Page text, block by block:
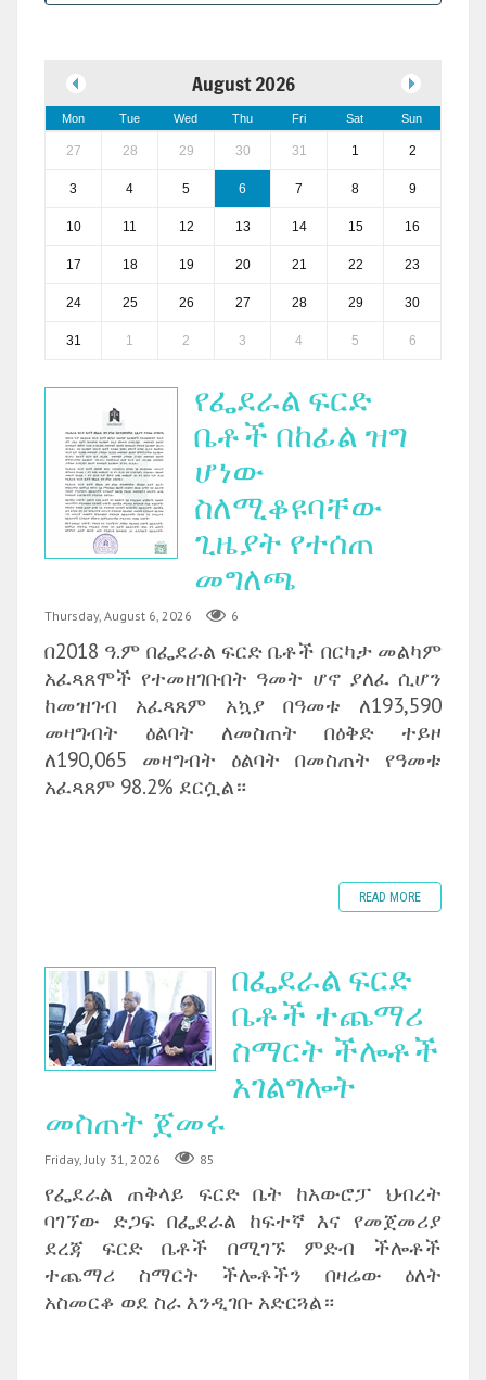
August 2026
Mon Tue Wed Thu Fri Sat Sun
27 28 29 30 31 1 2
3 4 5 6 7 8 9
10 11 12 13 14 15 16
17 18 19 20 21 22 23
24 25 26 27 28 29 30
31 1 2 3 4 5 6
የፌደራል ፍርድ
ቤቶች በከፊል ዝግ
ሆነው
ስለሚቆዩባቸው
ጊዜያት የተሰጠ
መግለጫ
Thursday, August 6, 2026 6
በ2018 ዓ.ም በፌደራል ፍርድ ቤቶች በርካታ መልካም
አፈጻጸሞች የተመዘገቡበት ዓመት ሆኖ ያለፈ ሲሆን
ከመዝገብ አፈጻጸም አኳያ በዓመቱ ለ193,590
መዛግብት ዕልባት ለመስጠት በዕቅድ ተይዞ
ለ190,065 መዛግብት ዕልባት በመስጠት የዓመቱ
አፈጻጸም 98.2% ደርሷል።
READ MORE
በፌደራል ፍርድ
ቤቶች ተጨማሪ
ስማርት ችሎቶች
አገልግሎት
መስጠት ጀመሩ
Friday, July 31, 2026 85
የፌደራል ጠቅላይ ፍርድ ቤት ከአውሮፓ ህብረት
ባገኘው ድጋፍ በፌደራል ከፍተኛ እና የመጀመሪያ
ደረጃ ፍርድ ቤቶች በሚገኙ ምድብ ችሎቶች
ተጨማሪ ስማርት ችሎቶችን በዛሬው ዕለት
አስመርቆ ወደ ስራ እንዲገቡ አድርጓል።